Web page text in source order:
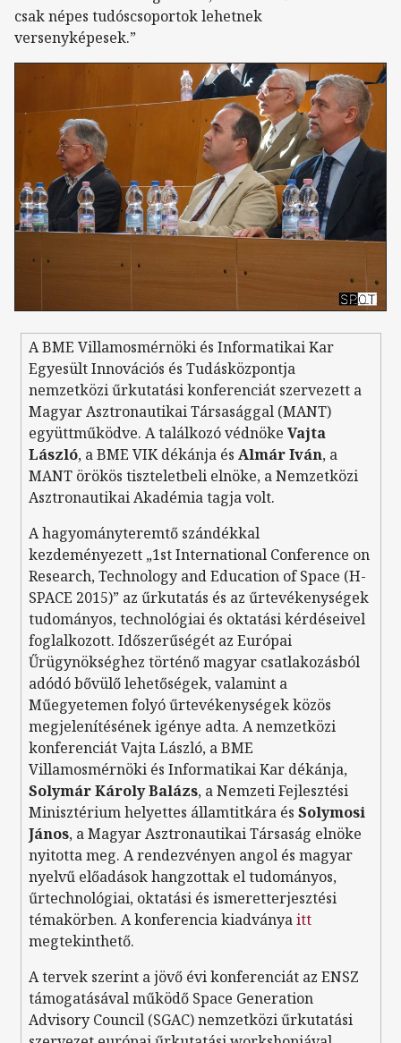
csak népes tudóscsoportok lehetnek
versenyképesek.”
A BME Villamosmérnöki és Informatikai Kar
Egyesült Innovációs és Tudásközpontja
nemzetközi űrkutatási konferenciát szervezett a
Magyar Asztronautikai Társasággal (MANT)
együttműködve. A találkozó védnöke Vajta
László, a BME VIK dékánja és Almár Iván, a
MANT örökös tiszteletbeli elnöke, a Nemzetközi
Asztronautikai Akadémia tagja volt.
A hagyományteremtő szándékkal
kezdeményezett „1st International Conference on
Research, Technology and Education of Space (H-
SPACE 2015)” az űrkutatás és az űrtevékenységek
tudományos, technológiai és oktatási kérdéseivel
foglalkozott. Időszerűségét az Európai
Űrügynökséghez történő magyar csatlakozásból
adódó bővülő lehetőségek, valamint a
Műegyetemen folyó űrtevékenységek közös
megjelenítésének igénye adta. A nemzetközi
konferenciát Vajta László, a BME
Villamosmérnöki és Informatikai Kar dékánja,
Solymár Károly Balázs, a Nemzeti Fejlesztési
Minisztérium helyettes államtitkára és Solymosi
János, a Magyar Asztronautikai Társaság elnöke
nyitotta meg. A rendezvényen angol és magyar
nyelvű előadások hangzottak el tudományos,
űrtechnológiai, oktatási és ismeretterjesztési
témakörben. A konferencia kiadványaitt
megtekinthető.
A tervek szerint a jövő évi konferenciát az ENSZ
támogatásával működő Space Generation
Advisory Council (SGAC) nemzetközi űrkutatási